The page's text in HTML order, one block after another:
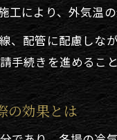
補助金を
最新の窓リフ
窓リフォ
最新窓リ
リフォー
YKKAPな
工により、外気温
、配管に配慮し
続きを進めるこ
の効果とは